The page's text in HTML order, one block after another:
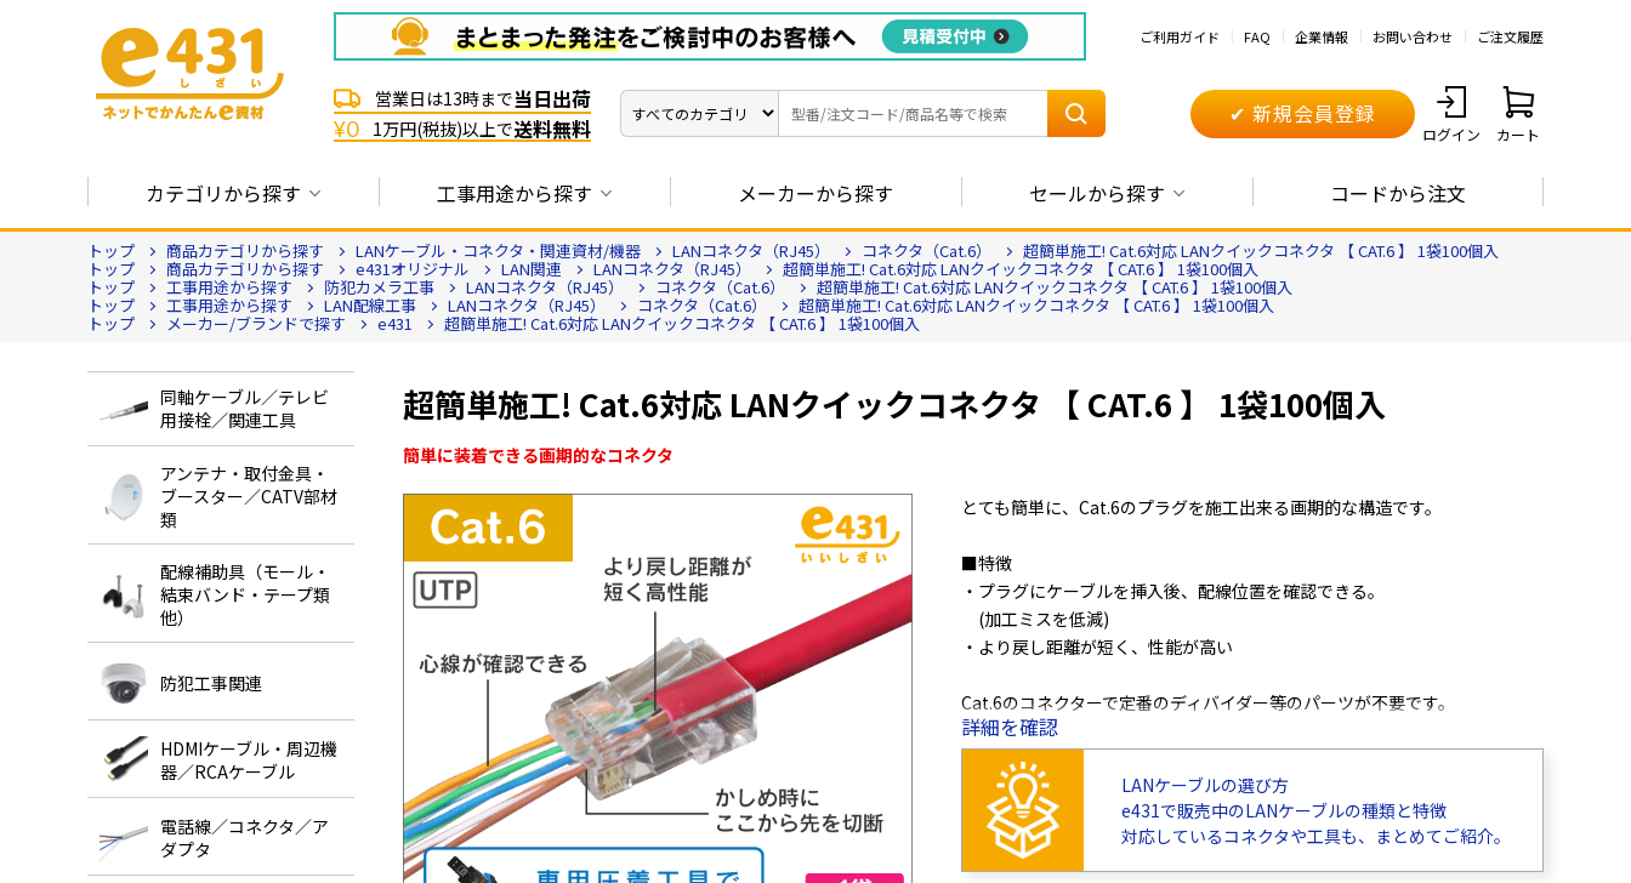
ご利用ガイド FAQ 企業情報 お問い合わせ ご注文履歴
営業日は13時まで当日出荷
¥0 1万円(税抜)以上で送料無料
✔ 新規会員登録
ログイン カート
カテゴリから探す 工事用途から探す メーカーから探す セールから探す コードから注文
トップ 商品カテゴリから探す LANケーブル・コネクタ・関連資材/機器 LANコネクタ（RJ45） コネクタ（Cat.6） 超簡単施工! Cat.6対応 LANクイックコネクタ 【 CAT.6 】 1袋100個入
トップ 商品カテゴリから探す e431オリジナル LAN関連 LANコネクタ（RJ45） 超簡単施工! Cat.6対応 LANクイックコネクタ 【 CAT.6 】 1袋100個入
トップ 工事用途から探す 防犯カメラ工事 LANコネクタ（RJ45） コネクタ（Cat.6） 超簡単施工! Cat.6対応 LANクイックコネクタ 【 CAT.6 】 1袋100個入
トップ 工事用途から探す LAN配線工事 LANコネクタ（RJ45） コネクタ（Cat.6） 超簡単施工! Cat.6対応 LANクイックコネクタ 【 CAT.6 】 1袋100個入
トップ メーカー/ブランドで探す e431 超簡単施工! Cat.6対応 LANクイックコネクタ 【 CAT.6 】 1袋100個入
同軸ケーブル／テレビ
用接栓／関連工具
アンテナ・取付金具・
ブースター／CATV部材
類
配線補助具（モール・
結束バンド・テープ類
他）
防犯工事関連
HDMIケーブル・周辺機
器／RCAケーブル
電話線／コネクタ／ア
ダプタ
超簡単施工! Cat.6対応 LANクイックコネクタ 【 CAT.6 】 1袋100個入
簡単に装着できる画期的なコネクタ
とても簡単に、Cat.6のプラグを施工出来る画期的な構造です。
■特徴
・プラグにケーブルを挿入後、配線位置を確認できる。
(加工ミスを低減)
・より戻し距離が短く、性能が高い
Cat.6のコネクターで定番のディバイダー等のパーツが不要です。
今まで、ディバイダーに配線をセットしていた作業は必要ありません。
色を揃えてプラグに差し込むだけ、簡単施工です。
コネクタの構造が従来のプラグとは異なる為、撚り戻し距離を
短く、しかも簡単に施工出来る画期的なプラグです。
詳細を確認
LANケーブルの選び方
e431で販売中のLANケーブルの種類と特徴
対応しているコネクタや工具も、まとめてご紹介。